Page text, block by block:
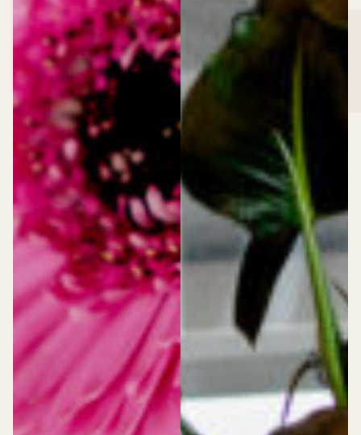
Dudok In Het Park
HAKA Rotterdam
RDM Kantine
Regentenhuis van Kuyl’s Fundatie
Schiecentrale
Trattoria Sophia
Van Nelle Fabriek
Zakelijke events
>
Zakelijke events
Bijeenkomsten
Bijeenkomst
Dance event
Congres
Sport event
Beurs
Speciale
momenten
Expositie
Productlancering
Opnames
Netwerk & vieren
Personeelsfeest
Borrel
Festival
Particuliere events